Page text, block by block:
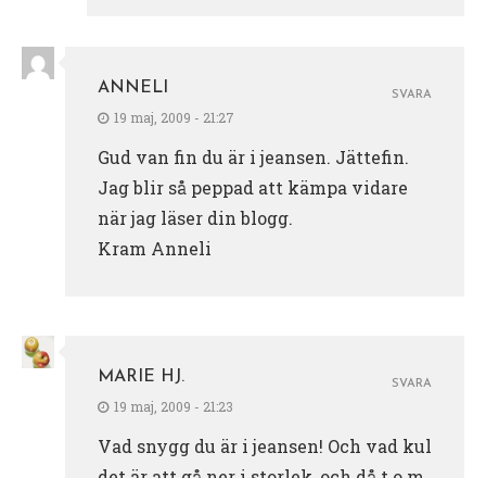
ANNELI
19 maj, 2009 - 21:27
Gud van fin du är i jeansen. Jättefin.
Jag blir så peppad att kämpa vidare
när jag läser din blogg.
Kram Anneli
SVARA
MARIE HJ.
19 maj, 2009 - 21:23
Vad snygg du är i jeansen! Och vad kul
SVARA